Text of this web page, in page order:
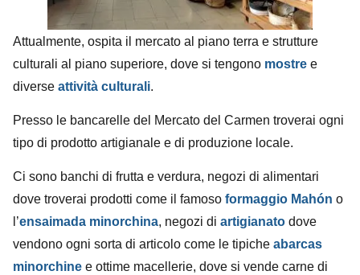
Attualmente, ospita il mercato al piano terra e strutture
culturali al piano superiore, dove si tengono mostre e
diverse attività culturali.
Presso le bancarelle del Mercato del Carmen troverai ogni
tipo di prodotto artigianale e di produzione locale.
Ci sono banchi di frutta e verdura, negozi di alimentari
dove troverai prodotti come il famoso formaggio Mahón o
l’ensaimada minorchina, negozi di artigianato dove
vendono ogni sorta di articolo come le tipiche abarcas
minorchine e ottime macellerie, dove si vende carne di